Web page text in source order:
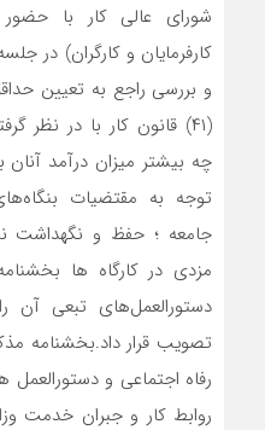
شورای عالی کار با
(۴۱) قانون کار با در نظر
چه بیشتر میزان درآمد
توجه به مقتضیات
جامعه ؛ حفظ و نگهداشت
دستورالعمل‌های تبعی آن
تصویب قرار داد.بخشنامه
رفاه اجتماعی و
روابط کار و جبران خدمت